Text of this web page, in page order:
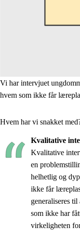
Vi har intervjuet
hvem som ikke får
Hvem har vi snakket
Kvalitative
Kvalitative
en
helhetlig og
ikke får
generaliseres
som ikke har
virkeligheten